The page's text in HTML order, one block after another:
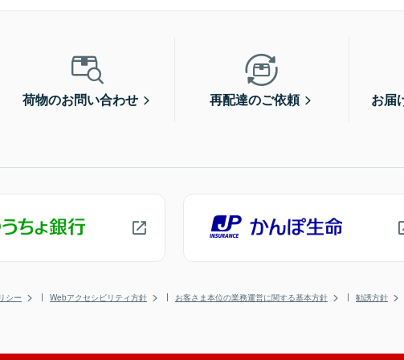
荷物のお問い合わせ 再配達のご依頼 お届
シー Webアクセシビリティ方針 お客さま本位の業務運営に関する基本方針 勧誘方針